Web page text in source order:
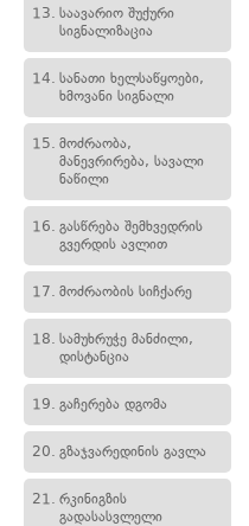
13. საავარიო შუქური
სიგნალიზაცია
14. სანათი ხელსაწყოები,
ხმოვანი სიგნალი
15. მოძრაობა,
მანევრირება, სავალი
ნაწილი
16. გასწრება შემხვედრის
გვერდის ავლით
17. მოძრაობის სიჩქარე
18. სამუხრუჭე მანძილი,
დისტანცია
19. გაჩერება დგომა
20. გზაჯვარედინის გავლა
21. რკინიგზის
გადასასვლელი